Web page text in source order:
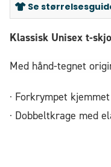
Se
Klassisk Unisex t-
Med hånd-tegnet
· Forkrympet
· Dobbeltkrage med